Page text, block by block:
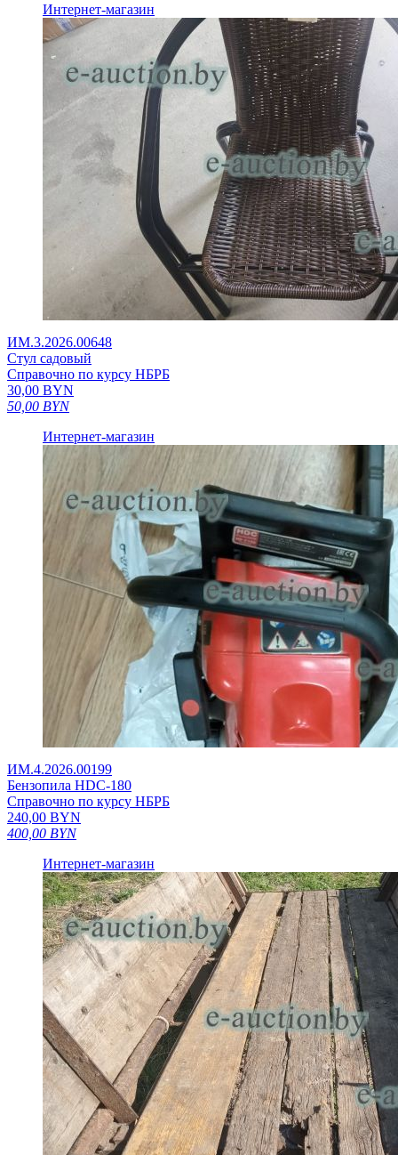
Интернет-магазин
ИМ.3.2026.00648
Стул садовый
Справочно по курсу НБРБ
30,00 BYN
50,00 BYN
Интернет-магазин
ИМ.4.2026.00199
Бензопила HDC-180
Справочно по курсу НБРБ
240,00 BYN
400,00 BYN
Интернет-магазин